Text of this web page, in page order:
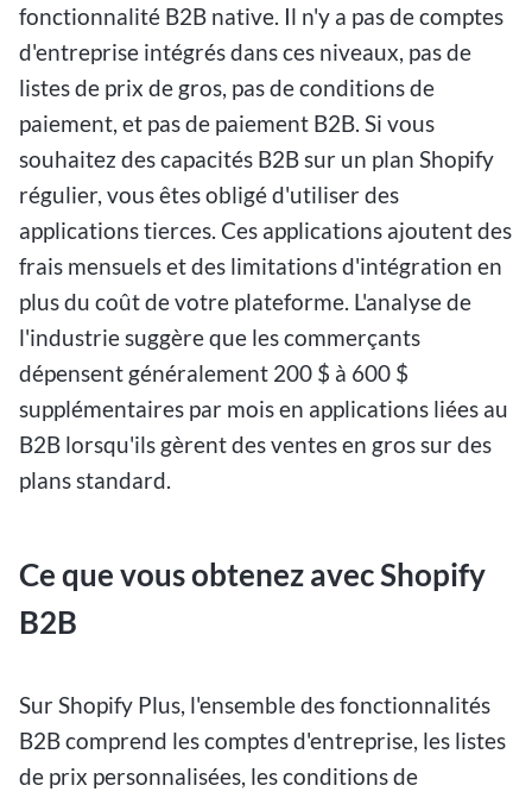
fonctionnalité B2B native. Il n'y a pas de comptes
d'entreprise intégrés dans ces niveaux, pas de
listes de prix de gros, pas de conditions de
paiement, et pas de paiement B2B. Si vous
souhaitez des capacités B2B sur un plan Shopify
régulier, vous êtes obligé d'utiliser des
applications tierces. Ces applications ajoutent des
frais mensuels et des limitations d'intégration en
plus du coût de votre plateforme. L'analyse de
l'industrie suggère que les commerçants
dépensent généralement 200 $ à 600 $
supplémentaires par mois en applications liées au
B2B lorsqu'ils gèrent des ventes en gros sur des
plans standard.
Ce que vous obtenez avec Shopify
B2B
Sur Shopify Plus, l'ensemble des fonctionnalités
B2B comprend les comptes d'entreprise, les listes
de prix personnalisées, les conditions de